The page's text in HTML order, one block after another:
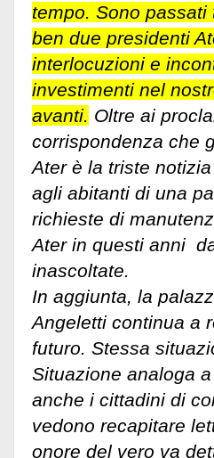
tempo. Sono
ben due presidenti
interlocuzioni e
investimenti nel
avanti. Oltre ai
corrispondenza che
Ater è la triste
agli abitanti di una
richieste di
Ater in questi anni
inascoltate.
In aggiunta, la
Angeletti continua a
futuro. Stessa
Situazione analoga
anche i cittadini di
vedono recapitare
onore del vero va